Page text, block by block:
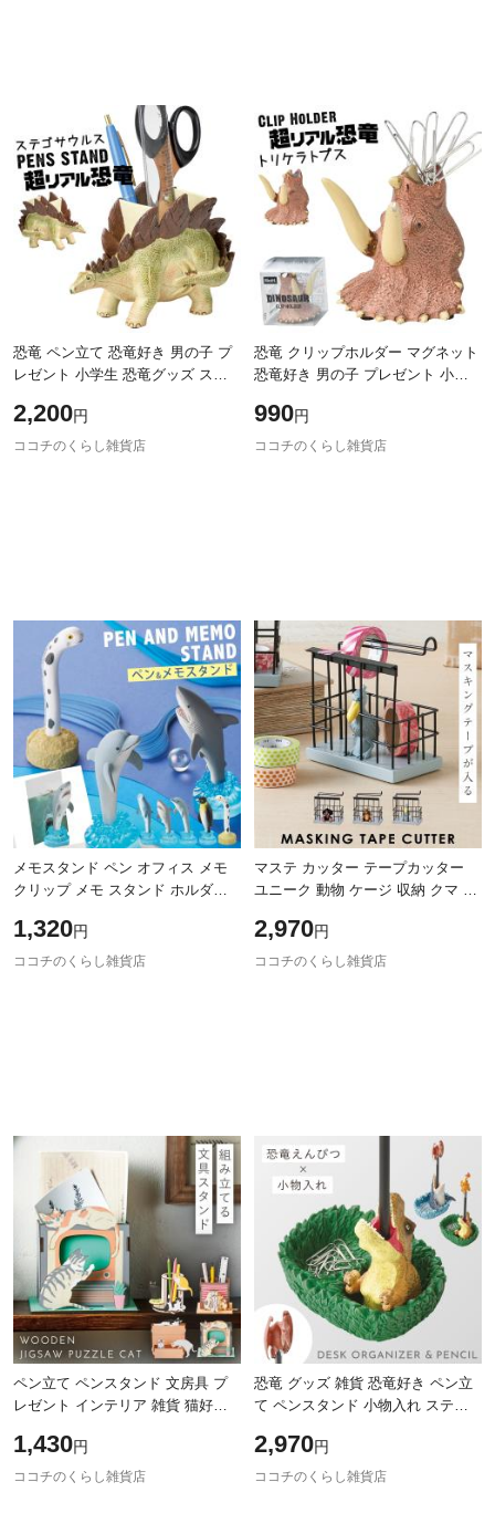
恐竜 ペン立て 恐竜好き 男の子 プ
レゼント 小学生 恐竜グッズ ステ
ルス
2,200円
ココチのくらし雑貨店
恐竜 クリップホルダー マグネット
恐竜好き 男の子 プレゼント 小学
トリケラトプス
990円
ココチのくらし雑貨店
メモスタンド ペン オフィス メモ
クリップ メモ スタンド ホルダー
ド 海の生き物 海 生き物 グッズ モ
1,320円
ココチのくらし雑貨店
マステ カッター テープカッター
ユニーク 動物 ケージ 収納 クマ ゴ
キングテープカッター
2,970円
ココチのくらし雑貨店
ペン立て ペンスタンド 文房具 プ
レゼント インテリア 雑貨 猫好き
ル CAT ペンスタンド メール便対応
1,430円
ココチのくらし雑貨店
恐竜 グッズ 雑貨 恐竜好き ペン立
て ペンスタンド 小物入れ ステー
ズ ユニーク デスクオーガナイザー
＆
2,970円
ココチのくらし雑貨店